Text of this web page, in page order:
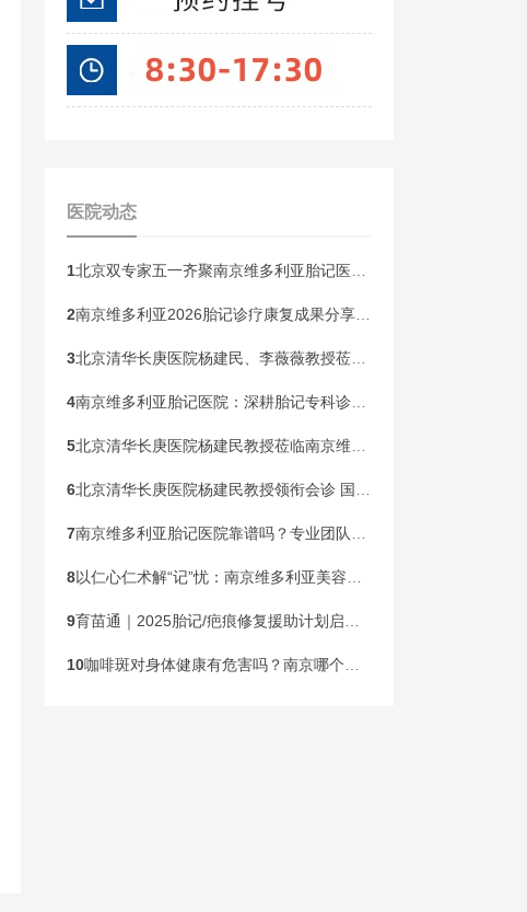
医院动态
1北京双专家五一齐聚南京维多利亚胎记医院！开展京宁专家联合会诊
2南京维多利亚2026胎记诊疗康复成果分享会，共同见证康复新生
3北京清华长庚医院杨建民、李薇薇教授莅临南京维多利亚，国庆黄金周盛大开启胎记专病联合会诊！
4南京维多利亚胎记医院：深耕胎记专科诊疗，构建全龄健康管理新范式
5北京清华长庚医院杨建民教授莅临南京维多利亚胎记诊疗，本周末联合会诊开启！
6北京清华长庚医院杨建民教授领衔会诊 国家级公益基金助力胎记患儿健康行动在宁启动
7南京维多利亚胎记医院靠谱吗？专业团队，安心之选
8以仁心仁术解“记”忧：南京维多利亚美容医院构建胎记诊疗新标杆
9育苗通｜2025胎记/疤痕修复援助计划启动！限300名速申领
10咖啡斑对身体健康有危害吗？南京哪个胎记医院专业？